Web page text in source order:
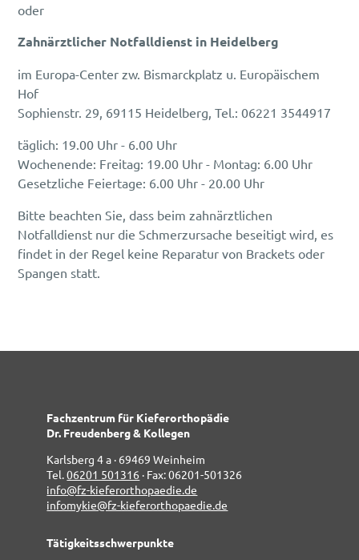
oder
Zahnärztlicher Notfalldienst in Heidelberg
im Europa-Center zw. Bismarckplatz u. Europäischem
Hof
Sophienstr. 29, 69115 Heidelberg, Tel.: 06221 3544917
täglich: 19.00 Uhr - 6.00 Uhr
Wochenende: Freitag: 19.00 Uhr - Montag: 6.00 Uhr
Gesetzliche Feiertage: 6.00 Uhr - 20.00 Uhr
Bitte beachten Sie, dass beim zahnärztlichen
Notfalldienst nur die Schmerzursache beseitigt wird, es
findet in der Regel keine Reparatur von Brackets oder
Spangen statt.
Fachzentrum für Kieferorthopädie
Dr. Freudenberg & Kollegen
Karlsberg 4 a · 69469 Weinheim
Tel.06201 501316 · Fax: 06201-501326
info@fz-kieferorthopaedie.de
infomykie@fz-kieferorthopaedie.de
Tätigkeitsschwerpunkte